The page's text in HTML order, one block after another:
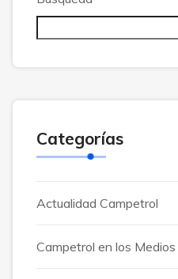
Categorías
Actualidad Campetrol
Campetrol en los Medios